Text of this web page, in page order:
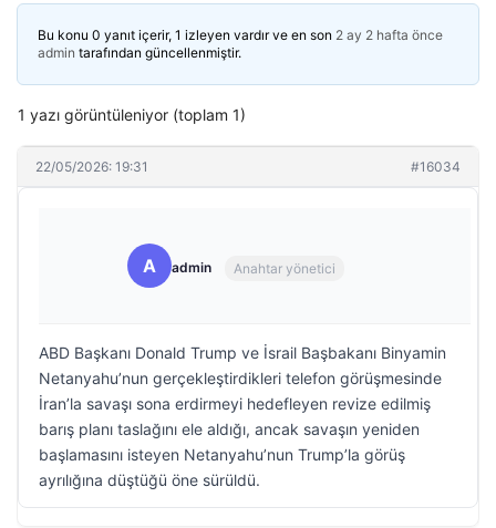
Bu konu 0 yanıt içerir, 1 izleyen vardır ve en son 2 ay 2 hafta önce
admin tarafından güncellenmiştir.
1 yazı görüntüleniyor (toplam 1)
22/05/2026: 19:31 #16034
A admin Anahtar yönetici
ABD Başkanı Donald Trump ve İsrail Başbakanı Binyamin
Netanyahu’nun gerçekleştirdikleri telefon görüşmesinde
İran’la savaşı sona erdirmeyi hedefleyen revize edilmiş
barış planı taslağını ele aldığı, ancak savaşın yeniden
başlamasını isteyen Netanyahu’nun Trump’la görüş
ayrılığına düştüğü öne sürüldü.